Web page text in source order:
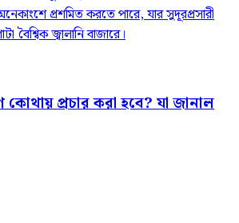
প্রশমিত করতে পারে, যার সুদূরপ্রসারী
বৈশ্বিক জ্বালানি বাজারে।
কোথায় প্রচার করা হবে? যা জানাল